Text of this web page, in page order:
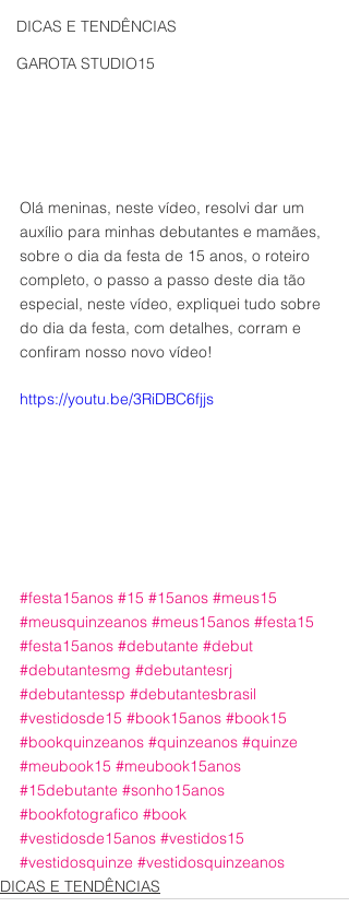
DICAS E TENDÊNCIAS
GAROTA STUDIO15
Olá meninas, neste vídeo, resolvi dar um
auxílio para minhas debutantes e mamães,
sobre o dia da festa de 15 anos, o roteiro
completo, o passo a passo deste dia tão
especial, neste vídeo, expliquei tudo sobre
do dia da festa, com detalhes, corram e
confiram nosso novo vídeo!
https://youtu.be/3RiDBC6fjjs
#festa15anos #15 #15anos #meus15
#meusquinzeanos #meus15anos #festa15
#festa15anos #debutante #debut
#debutantesmg #debutantesrj
#debutantessp #debutantesbrasil
#vestidosde15 #book15anos #book15
#bookquinzeanos #quinzeanos #quinze
#meubook15 #meubook15anos
#15debutante #sonho15anos
#bookfotografico #book
#vestidosde15anos #vestidos15
#vestidosquinze #vestidosquinzeanos
DICAS E TENDÊNCIAS